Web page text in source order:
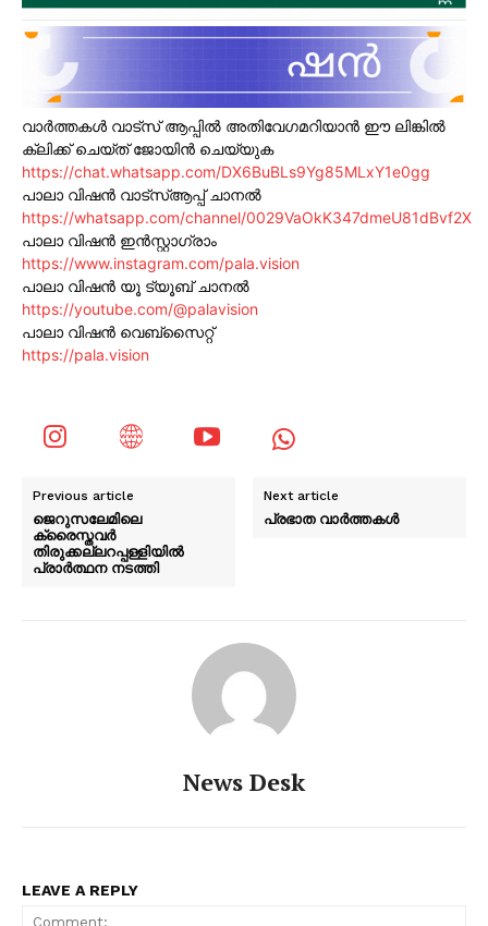
വാർത്തകൾ വാട്സ് ആപ്പിൽ അതിവേഗമറിയാൻ ഈ ലിങ്കിൽ
ക്ലിക്ക് ചെയ്ത് ജോയിൻ ചെയ്യുക
https://chat.whatsapp.com/DX6BuBLs9Yg85MLxY1e0gg
പാലാ വിഷൻ വാട്സ്ആപ്പ് ചാനൽ
https://whatsapp.com/channel/0029VaOkK347dmeU81dBvf2X
പാലാ വിഷൻ ഇൻസ്റ്റാഗ്രാം
https://www.instagram.com/pala.vision
പാലാ വിഷൻ യൂ ട്യൂബ് ചാനൽ
https://youtube.com/@palavision
പാലാ വിഷൻ വെബ്സൈറ്റ്
https://pala.vision
Previous article
ജെറുസലേമിലെ
ക്രൈസ്തവര്‍
തിരുക്കല്ലറപ്പള്ളിയില്‍
പ്രാര്‍ത്ഥന നടത്തി
Next article
പ്രഭാത വാർത്തകൾ
News Desk
LEAVE A REPLY